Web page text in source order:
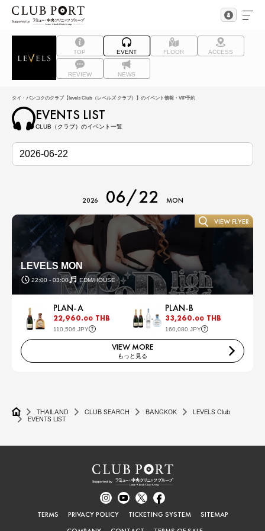
TOP EVENT FLOOR ACCESS
REVIEW NEWS
タイ・バンコクのクラブ【levels Club（レベルズ クラブ）】のイベント情報・VIP予約
EVENTS LIST
CLUB（クラブ）のイベント一覧
2026 06/22 MON
LEVELS MON
22:00 - 03:00 EDM/HOUSE
VIEW FLYER
PLAN-A
22,960.00 THB
110,506 JPY
PLAN-B
33,260.00 THB
160,080 JPY
VIEW MORE
もっと見る
THAILAND CLUB SEARCH BANGKOK
LEVELS Club
EVENTS LIST
TERMS PRIVACY POLICY TICKETING SYSTEM
SITEMAP